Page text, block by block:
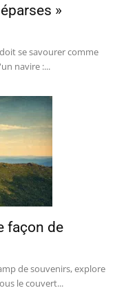
»
se savourer comme
navire :...
façon de
de souvenirs, explore
le couvert...